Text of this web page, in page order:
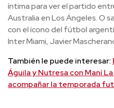
íntima para ver el partido
Australia en Los Ángeles. O
con el ícono del fútbol
Inter Miami, Javier
También le puede interesar:
Águila y Nutresa con Maní
acompañar la temporada